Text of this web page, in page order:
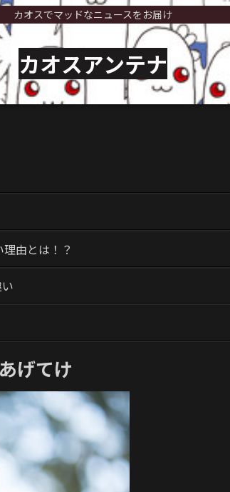
カオスでマッドなニュースをお届け
カオスアンテナ
由とは！？
げてけ